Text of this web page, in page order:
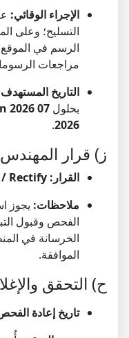
الإجراء الوقائي:
التسليح؛ وعلى
الرسم في الموقع
مراجعات
التاريخ
بحلول 07 Jan 2026
2026
.
ز) قرار
القرار: Rectify
ملاحظات: يجوز
الفحص وقبول
الخرسانة في
الموافقة.
ح) التحقق
تاريخ إعادة